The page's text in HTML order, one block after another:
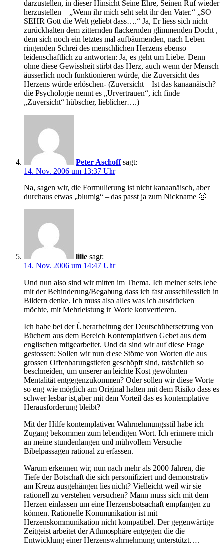
darzustellen, in dieser Hinsicht Seine Ehre, Seinen Ruf wieder
herzustellen – „Wenn ihr mich seht seht ihr den Vater.“ „SO
SEHR Gott die Welt geliebt dass….“ Ja, Er liess sich nicht
zurückhalten dem zitternden flackernden glimmenden Docht ,
dem sich noch ein letztes mal aufbäumenden, nach Leben
ringenden Schrei des menschlichen Herzens ebenso
leidenschaftlich zu antworten: Ja, es geht um Liebe. Denn
ohne diese Gewissheit stirbt das Herz, auch wenn der Mensch
äusserlich noch funktionieren würde, die Zuversicht des
Herzens würde erlöschen- (Zuversicht – Ist das kanaanäisch?
die Psychologie nennt es „Urvertrauen“, ich finde
„Zuversicht“ hübscher, lieblicher….)
Peter Aschoff sagt:
14. Nov. 2006 um 13:37 Uhr
Na, sagen wir, die Formulierung ist nicht kanaanäisch, aber
durchaus etwas „blumig“ – das passt ja zum Nickname 🙂
lilie sagt:
14. Nov. 2006 um 14:47 Uhr
Und nun also sind wir mitten im Thema. Ich meiner seits lebe
mit der Behinderung/Begabung dass ich fast ausschliesslich in
Bildern denke. Ich muss also alles was ich ausdrücken
möchte, mit Mehrleistung in Worte konvertieren.
Ich habe bei der Überarbeitung der Deutschübersetzung von
Büchern aus dem Bereich Kontemplativen Gebet aus dem
englischen mitgearbeitet. Und da sind wir auf diese Frage
gestossen: Sollen wir nun diese Stöme von Worten die aus
grossen Offenbarungstiefen geschöpft sind, tatsächlich so
beschneiden, um unserer an leichte Kost gewöhnten
Mentalität entgegenzukommen? Oder sollen wir diese Worte
so eng wie möglich am Original halten mit dem Risiko dass es
schwer lesbar ist,aber mit dem Vorteil das es kontemplative
Herausforderung bleibt?
Mit der Hilfe kontemplativen Wahrnehmungsstil habe ich
Zugang bekommen zum lebendigen Wort. Ich erinnere mich
an meine stundenlangen und mühvollem Versuche
Bibelpassagen rational zu erfassen.
Warum erkennen wir, nun nach mehr als 2000 Jahren, die
Tiefe der Botschaft die sich personifiziert und demonstrativ
am Kreuz ausgehängen lies nicht? Vielleicht weil wir sie
rationell zu verstehen versuchen? Mann muss sich mit dem
Herzen einlassen um eine Herzensbotsachaft empfangen zu
können. Rationelle Kommunikation ist mit
Herzenskommunikation nicht kompatibel. Der gegenwärtige
Zeitgeist arbeitet der Athmosphäre entgegen die die
Entwicklung einer Herzenswahrnehmung unterstützt….